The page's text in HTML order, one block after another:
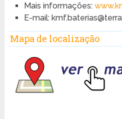
Mais informações:
E-mail:
Mapa de localização